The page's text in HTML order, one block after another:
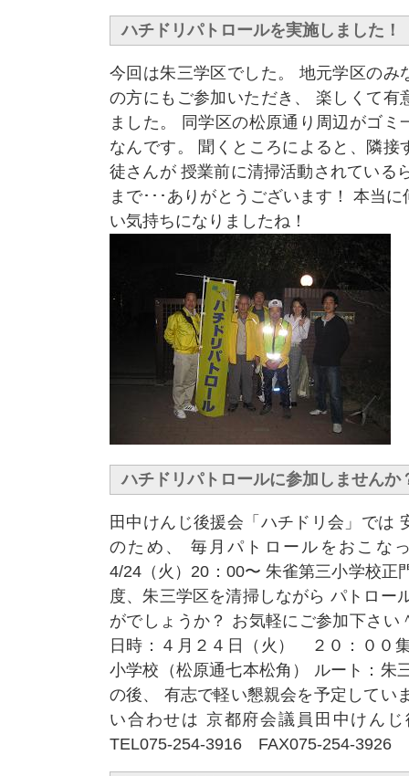
ハチドリパトロールを実施しました！
今回は朱三学区でした。 地元学区のみ
の方にもご参加いただき、 楽しくて有
ました。 同学区の松原通り周辺がゴミ
なんです。 聞くところによると、隣接
徒さんが 授業前に清掃活動されている
まで･･･ありがとうございます！ 本当
い気持ちになりましたね！
ハチドリパトロールに参加しませんか
田中けんじ後援会「ハチドリ会」では
のため、 毎月パトロールをおこな
4/24（火）20：00〜 朱雀第三小学校正
度、朱三学区を清掃しながら パトロー
がでしょうか？ お気軽にご参加下さい
日時：４月２４日（火） ２０：００
小学校（松原通七本松角） ルート：朱
の後、 有志で軽い懇親会を予定してい
い合わせは 京都府会議員田中けん
TEL075-254-3916 FAX075-254-3926